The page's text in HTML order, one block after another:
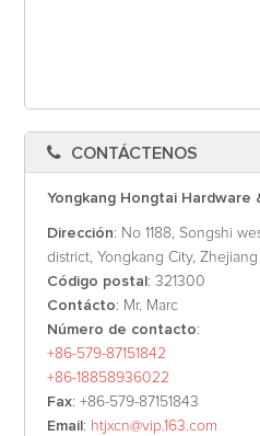
CONTÁCTENOS
Yongkang Hongtai Hardware
Dirección: No 1188, Songshi
district, Yongkang City,
Código postal : 321300
Contácto: Mr. Marc
Número de contacto:
+86-579-87151842
+86-18858936022
Fax: +86-579-87151843
Email : htjxcn@vip.163.com